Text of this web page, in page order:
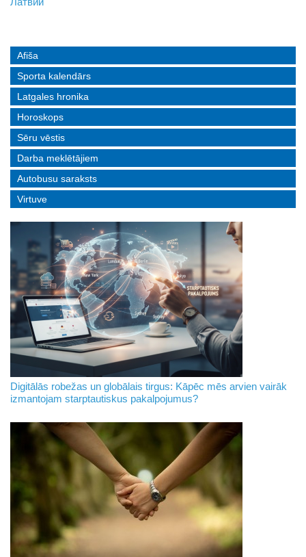
Afiša
Sporta kalendārs
Latgales hronika
Horoskops
Sēru vēstis
Darba meklētājiem
Autobusu saraksts
Virtuve
Digitālās robežas un globālais tirgus: Kāpēc mēs arvien vairāk
izmantojam starptautiskus pakalpojumus?